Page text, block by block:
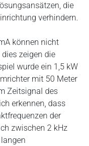
die
verhindern.
können nicht
zeigen die
wurde ein 1,5 kW
mit 50 Meter
Zeitsignal des
erkennen, dass
der
zwischen 2 kHz